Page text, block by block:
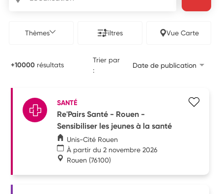
Thèmes Filtres Vue Carte
+10000 résultats
Trier par
:
Date de publication
SANTÉ
Re'Pairs Santé - Rouen -
Sensibiliser les jeunes à la santé
Unis-Cité Rouen
À partir du 2 novembre 2026
Rouen (76100)